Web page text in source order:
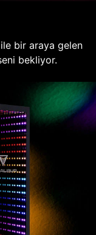
ile bir araya gelen
bekliyor.